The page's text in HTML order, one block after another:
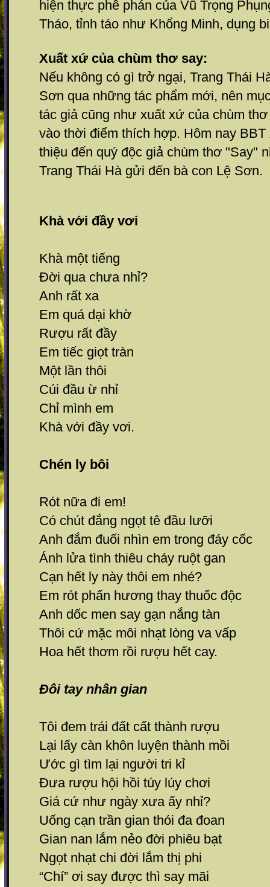
hiện thực phê phán của Vũ Trọng
Tháo, tỉnh táo như Khổng Minh, dụng
Xuất xứ của chùm thơ say:
Nếu không có gì trở ngại, Trang Thái
Sơn qua những tác phẩm mới, nên
tác giả cũng như xuất xứ của chùm
vào thời điểm thích hợp. Hôm nay
thiệu đến quý độc giả chùm thơ "Say"
Trang Thái Hà gửi đến bà con Lệ Sơn.
Khà với đầy vơi
Khà một tiếng
Đời qua chưa nhỉ?
Anh rất xa
Em quá dại khờ
Rượu rất đầy
Em tiếc giọt tràn
Một lần thôi
Cúi đầu ừ nhỉ
Chỉ mình em
Khà với đầy vơi.
Chén ly bôi
Rót nữa đi em!
Có chút đắng ngọt tê đầu lưỡi
Anh đắm đuối nhìn em trong đáy cốc
Ánh lửa tình thiêu cháy ruột gan
Cạn hết ly này thôi em nhé?
Em rót phấn hương thay thuốc độc
Anh dốc men say gạn nắng tàn
Thôi cứ mặc môi nhạt lòng va vấp
Hoa hết thơm rồi rượu hết cay.
Đôi tay nhân gian
Tôi đem trái đất cất thành rượu
Lại lấy càn khôn luyện thành mồi
Ước gì tìm lại người tri kỉ
Đưa rượu hội hồi túy lúy chơi
Giá cứ như ngày xưa ấy nhỉ?
Uống cạn trần gian thói đa đoan
Gian nan lắm nẻo đời phiêu bạt
Ngọt nhạt chi đời lắm thị phi
“Chí” ơi say được thì say mãi